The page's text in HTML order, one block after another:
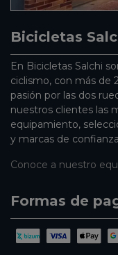
Bicicletas
En Bicicletas Salchi
ciclismo, con más de
pasión por las dos
nuestros clientes las
equipamiento,
y marcas de
Conoce a nuestro
Formas de